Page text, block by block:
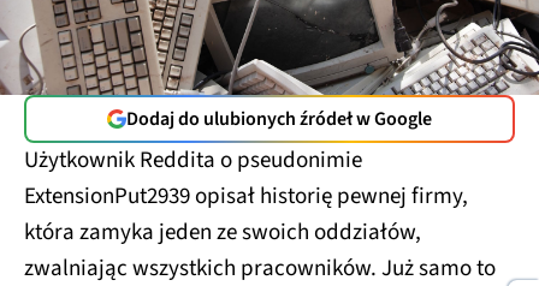
Dodaj do ulubionych źródeł w Google
Użytkownik Reddita o pseudonimie
ExtensionPut2939 opisał historię pewnej firmy,
która zamyka jeden ze swoich oddziałów,
zwalniając wszystkich pracowników. Już samo to